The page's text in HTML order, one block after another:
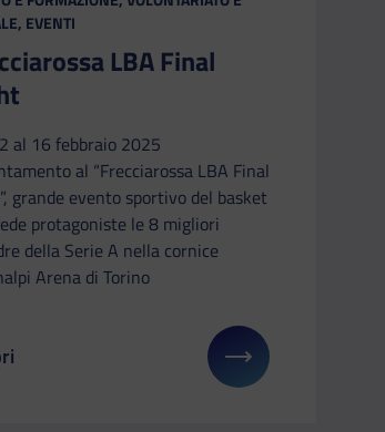
a COMICON Bergamo 2025
EVENTI
LBA Final
al 16 febbraio 2025
al “Frecciarossa LBA Final
grande evento sportivo del basket
protagoniste le 8 migliori
della Serie A nella cornice
Arena di Torino
ti porterà ad avere maggiori dettagli su: